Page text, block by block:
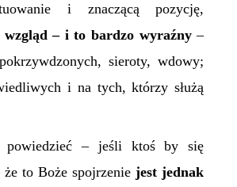
i znaczącą pozycję,
wzgląd – i to bardzo wyraźny–
sieroty, wdowy;
i na tych, którzy służą
powiedzieć – jeśli ktoś by się
że to Boże spojrzenie jest jednak